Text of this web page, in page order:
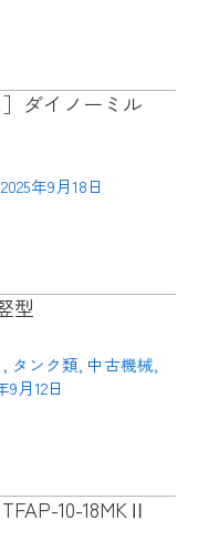
］ダイノーミル
2025年9月18日
型
, タンク類, 中古機械,
9月12日
10-18MKⅡ